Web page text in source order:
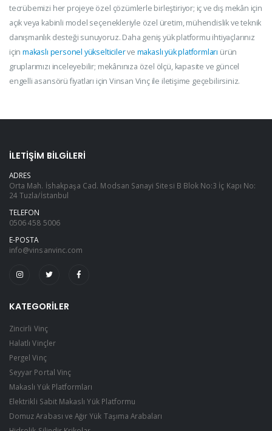
tecrübemizi her projeye özel çözümlerle birleştiriyor; iç ve dış mekân için
açık veya kabinli model seçenekleriyle özel üretim, mühendislik ve teknik
danışmanlık desteği sunuyoruz. Daha geniş yük platformu ihtiyaçlarınız
içinmakaslı personel yükselticilerve makaslı yük platformları ürün
gruplarımızı inceleyebilir; mekânınıza özel ölçü, kapasite ve güncel
engelli asansörü fiyatları için Vinsan Vinç ile iletişime geçebilirsiniz.
İLETIŞIM BILGILERI
ADRES
Orta Mah. İshakpaşa Cad. Modsan Sanayi Sitesi B Blok No:3 İç Kapı No:
24 Tuzla/İstanbul
TELEFON
0506 458 5006
E-POSTA
info@vinsanvinc.com
KATEGORILER
Zincirli Vinç
Halatlı Vinçler
Pergel Vinç
Seyyar Portal Vinç
Makaslı Yük Platformları
Elektrikli Sabit Makaslı Yük Platformu
Domuz Arabası ve Ağır Yük Taşıma Arabaları